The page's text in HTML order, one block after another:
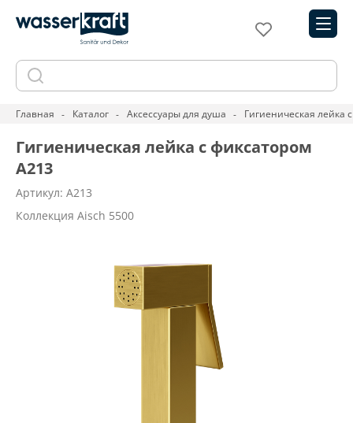
Главная Каталог Аксессуары для душа Гигиеническая лейка
Гигиеническая лейка с фиксатором
A213
Артикул: A213
Коллекция Aisch 5500